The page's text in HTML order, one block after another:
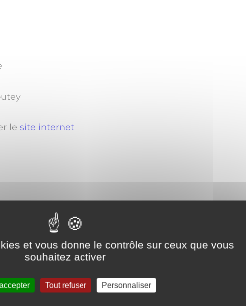
le site internet
et vous donne le contrôle sur ceux que vous
souhaitez activer
Tout refuser Personnaliser